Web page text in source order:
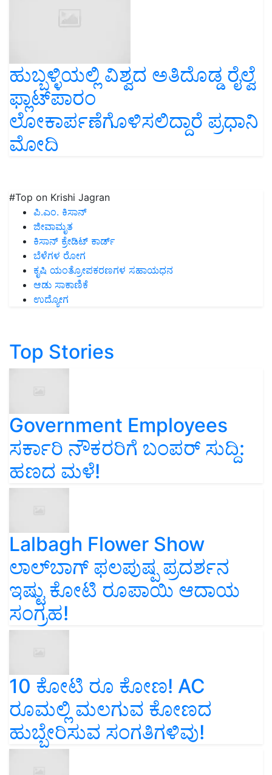
ಹುಬ್ಬಳ್ಳಿಯಲ್ಲಿ ವಿಶ್ವದ ಅತಿದೊಡ್ಡ ರೈಲ್ವೆ
ಫ್ಲಾಟ್‌ಪಾರಂ
ಲೋಕಾರ್ಪಣೆಗೊಳಿಸಲಿದ್ದಾರೆ ಪ್ರಧಾನಿ
ಮೋದಿ
#Top on Krishi Jagran
ಪಿ.ಎಂ. ಕಿಸಾನ್
ಜೀವಾಮೃತ
ಕಿಸಾನ್ ಕ್ರೇಡಿಟ್ ಕಾರ್ಡ್
ಬೆಳೆಗಳ ರೋಗ
ಕೃಷಿ ಯಂತ್ರೋಪಕರಣಗಳ ಸಹಾಯಧನ
ಆಡು ಸಾಕಾಣಿಕೆ
ಉದ್ಯೋಗ
Top Stories
Government Employees
ಸರ್ಕಾರಿ ನೌಕರರಿಗೆ ಬಂಪರ್‌ ಸುದ್ದಿ:
ಹಣದ ಮಳೆ!
Lalbagh Flower Show
ಲಾಲ್‌ಬಾಗ್ ಫಲಪುಷ್ಪ ಪ್ರದರ್ಶನ
ಇಷ್ಟು ಕೋಟಿ ರೂಪಾಯಿ ಆದಾಯ
ಸಂಗ್ರಹ!
10 ಕೋಟಿ ರೂ ಕೋಣ! AC
ರೂಮಲ್ಲಿ ಮಲಗುವ ಕೋಣದ
ಹುಬ್ಬೇರಿಸುವ ಸಂಗತಿಗಳಿವು!